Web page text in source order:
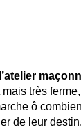
très
ô
de leur